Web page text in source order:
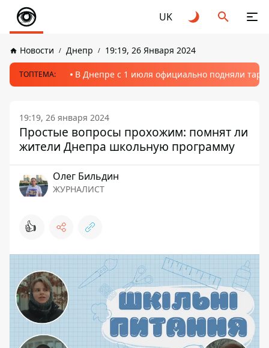
UK
Новости Днепр 19:19, 26 Января 2024
ТОПТЕМА: В Днепре с 1 июля официально подняли
19:19, 26 января 2024
Простые вопросы прохожим: помнят ли
жители Днепра школьную программу
Олег Бильдин
ЖУРНАЛИСТ
👍